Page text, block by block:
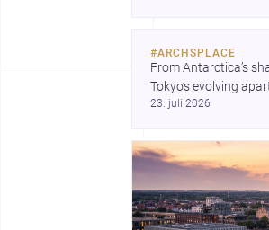
#ARCHSPLACE
From Antarctica’s
Tokyo’s evolving
terraced home in
23. juli 2026